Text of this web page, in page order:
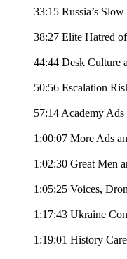
33:15 Russia’s
38:27 Elite Hatred
44:44 Desk Culture
50:56 Escalation
57:14 Academy
1:00:07 More Ads
1:02:30 Great Men
1:05:25 Voices,
1:17:43 Ukraine
1:19:01 History